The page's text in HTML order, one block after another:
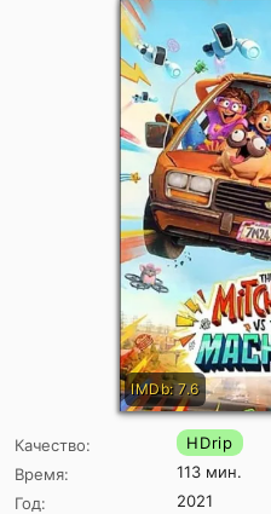
IMDb: 7.6
Качество:
HDrip
Время:
113 мин.
Год:
2021